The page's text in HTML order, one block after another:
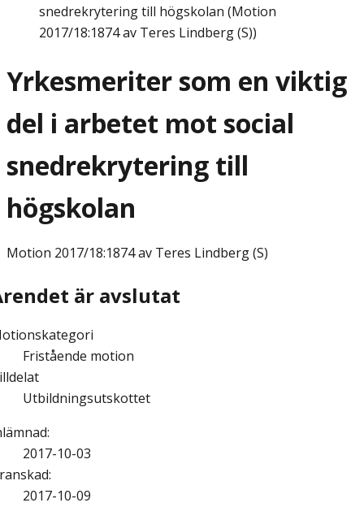
snedrekrytering till högskolan (Motion
2017/18:1874 av Teres Lindberg (S))
Yrkesmeriter som en viktig
del i arbetet mot social
snedrekrytering till
högskolan
Motion 2017/18:1874 av Teres Lindberg (S)
är avslutat
Fristående motion
Utbildningsutskottet
:
2017-10-03
:
2017-10-09